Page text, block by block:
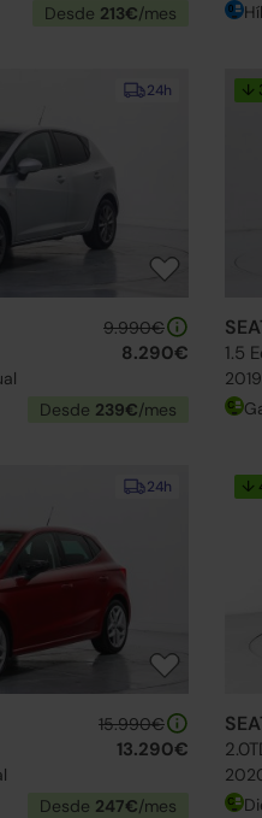
Desde 213€/mes
24h
9.990€
8.290€
Desde 239€/mes
↓
24h
15.990€
13.290€
Desde 247€/mes
↓